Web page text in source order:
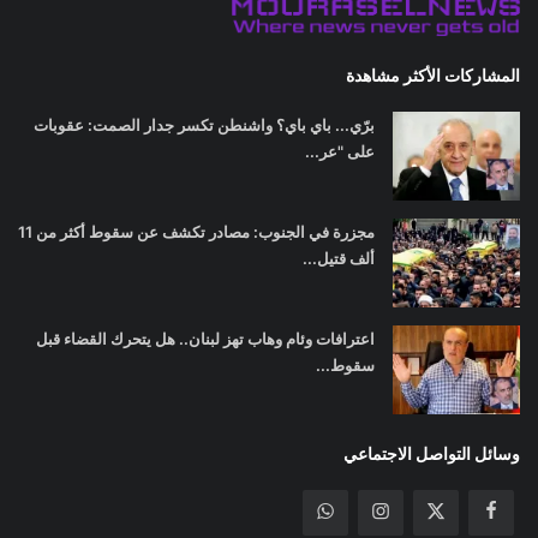
المشاركات الأكثر مشاهدة
برّي... باي باي؟ واشنطن تكسر جدار الصمت: عقوبات
على "عر...
مجزرة في الجنوب: مصادر تكشف عن سقوط أكثر من 11
ألف قتيل...
اعترافات وئام وهاب تهز لبنان.. هل يتحرك القضاء قبل
سقوط...
وسائل التواصل الاجتماعي